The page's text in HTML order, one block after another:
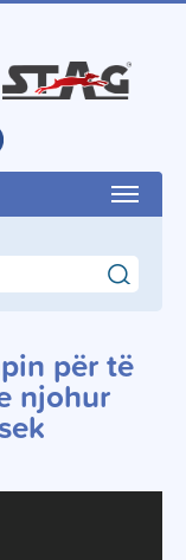
search
për të
njohur